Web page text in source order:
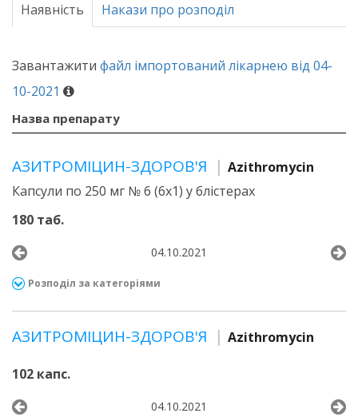
Наявність Накази про розподіл
Завантажити файл імпортований лікарнею від 04-
10-2021
Назва препарату
АЗИТРОМІЦИН-ЗДОРОВ'Я
Azithromycin
Капсули по 250 мг № 6 (6х1) у блістерах
180 таб.
04.10.2021
Розподіл за категоріями
АЗИТРОМІЦИН-ЗДОРОВ'Я Azithromycin
102 капс.
04.10.2021